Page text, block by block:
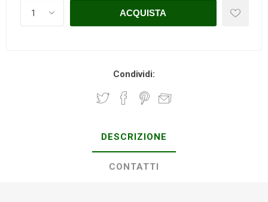
Condividi:
DESCRIZIONE
CONTATTI